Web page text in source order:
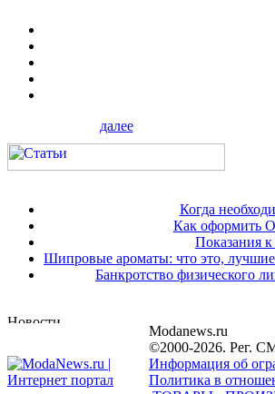
далее
Когда
Как оформить
Показания
Шипровые ароматы: что это,
Банкротство физического
Modanews.ru
©2000-2026. Рег.
Информация об
Политика в